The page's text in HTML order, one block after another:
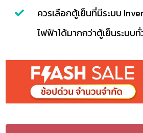
ควรเลือกตู้เย็นที่มีระบบ
ไฟฟ้าได้มากกว่าตู้เย็นระบบ